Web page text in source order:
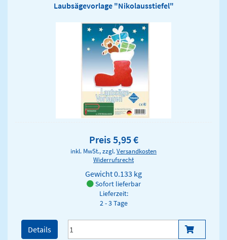
Laubsägevorlage "Nikolausstiefel"
Preis 5,95 €
inkl. MwSt., zzgl.Versandkosten
Widerrufsrecht
Gewicht0.133 kg
Sofort lieferbar
Lieferzeit:
2 - 3 Tage
Details